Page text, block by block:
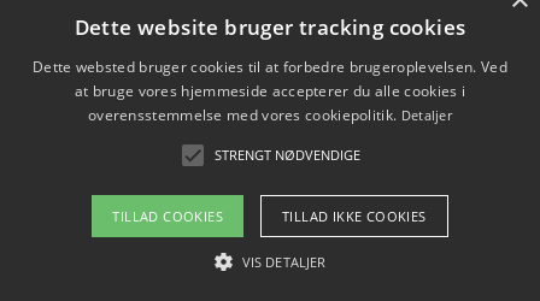
klimaændringer
Hvordan citater om fossile brændstoffer kan ændre
Copyright 2026 - Pilanto Aps
Om / kontakt
Dette website bruger tracking cookies
Dette websted bruger cookies til at forbedre brugeroplevelsen. Ved
at bruge vores hjemmeside accepterer du alle cookies i
overensstemmelse med vores cookiepolitik. Detaljer
STRENGT NØDVENDIGE
TILLAD COOKIES TILLAD IKKE COOKIES
VIS DETALJER